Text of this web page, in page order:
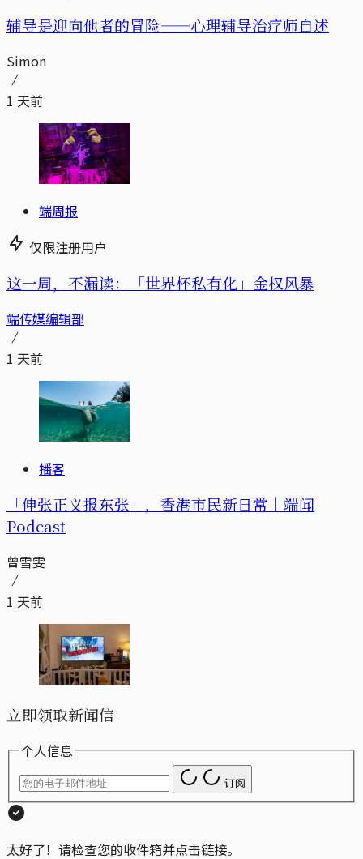
辅导是迎向他者的冒险——心理辅导治疗师自述
Simon
1 天前
端周报
仅限注册用户
这一周，不漏读：「世界杯私有化」金权风暴
端传媒编辑部
1 天前
播客
「伸张正义报东张」，香港市民新日常｜端闻
Podcast
曾雪雯
1 天前
立即领取新闻信
个人信息
订阅
太好了！请检查您的收件箱并点击链接。